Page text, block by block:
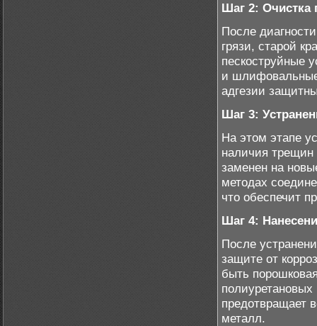
Шаг 2: Очистка
После
грязи, старой
пескоструйные
и
адгезии
Шаг 3:
На этом этапе
наличия
заменен на
методах
что обеспечит
Шаг 4:
После
защите от
быть
предотвращает
металл.